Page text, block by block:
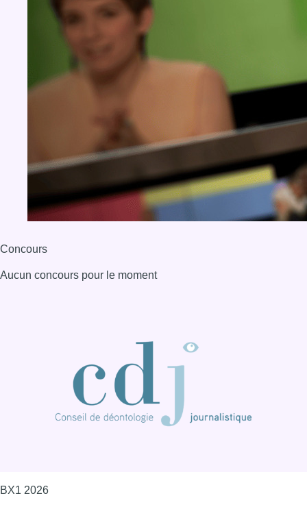
Concours
Aucun concours pour le moment
BX1 2026